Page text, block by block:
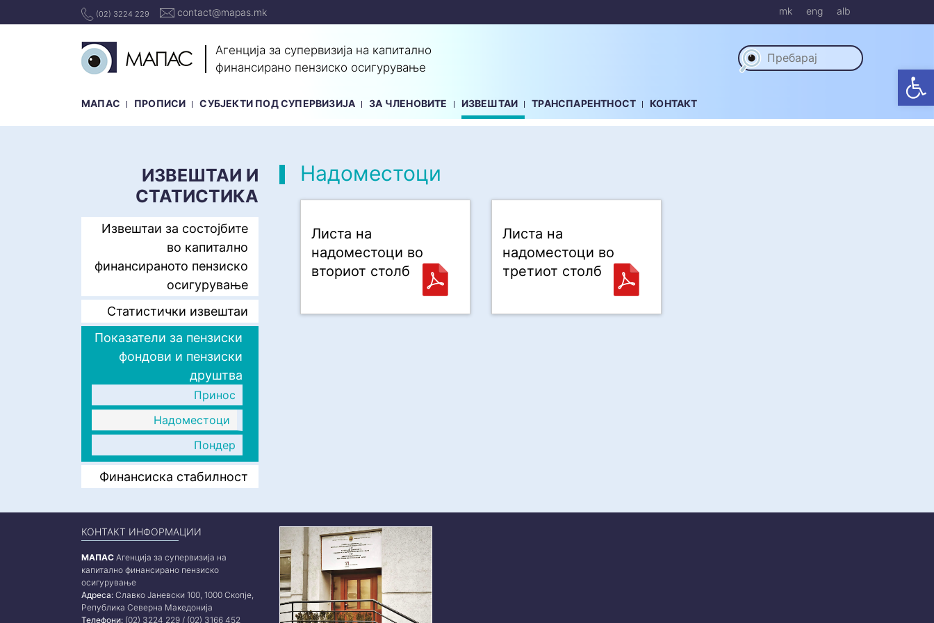
(02) 3224 229 contact@mapas.mk mk eng alb
Агенција за супервизија на капитално
финансирано пензиско осигурување
МАПАС ПРОПИСИ СУБЈЕКТИ ПОД СУПЕРВИЗИЈА ЗА ЧЛЕНОВИТЕ ИЗВЕШТАИ ТРАНСПАРЕНТНОСТ КОНТАКТ
ИЗВЕШТАИ И
СТАТИСТИКА
Извештаи за состојбите
во капитално
финансираното пензиско
осигурување
Статистички извештаи
Показатели за пензиски
фондови и пензиски
друштва
Принос
Надоместоци
Пондер
Финансиска стабилност
Надоместоци
Листа на
надоместоци во
вториот столб
Листа на
надоместоци во
третиот столб
КОНТАКТ ИНФОРМАЦИИ
МАПАС Агенција за супервизија на
капитално финансирано пензиско
осигурување
Адреса: Славко Јаневски 100, 1000 Скопје,
Република Северна Македонија
Телефони: (02) 3224 229 / (02) 3166 452